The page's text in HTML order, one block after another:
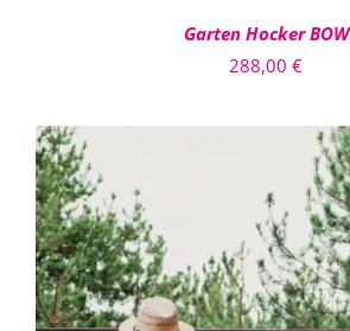
Garten Hocker BOW
288,00 €